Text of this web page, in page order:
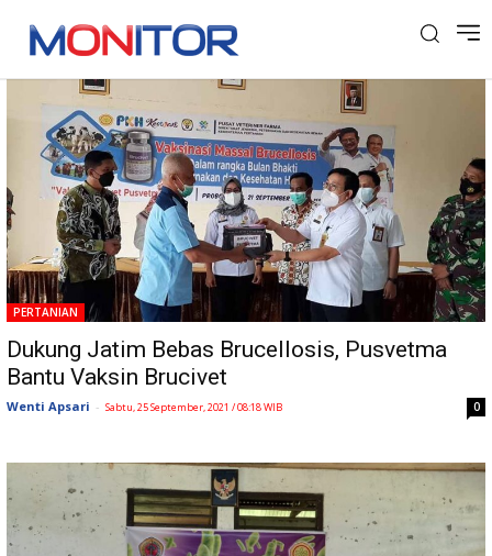
Tag: Brucellosis
PERTANIAN
Dukung Jatim Bebas Brucellosis, Pusvetma
Bantu Vaksin Brucivet
Wenti Apsari - Sabtu, 25 September, 2021 / 08:18 WIB 0